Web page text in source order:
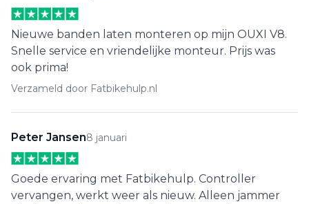
Nieuwe banden laten monteren op mijn OUXI V8.
Snelle service en vriendelijke monteur. Prijs was
ook prima!
Verzameld door Fatbikehulp.nl
Peter Jansen8 januari
Goede ervaring met Fatbikehulp. Controller
vervangen, werkt weer als nieuw. Alleen jammer